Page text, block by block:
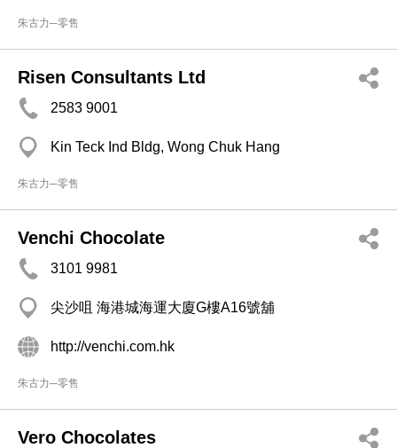
朱古力─零售
Risen Consultants Ltd
2583 9001
Kin Teck Ind Bldg, Wong Chuk Hang
朱古力─零售
Venchi Chocolate
3101 9981
尖沙咀 海港城海運大廈G樓A16號舖
http://venchi.com.hk
朱古力─零售
Vero Chocolates